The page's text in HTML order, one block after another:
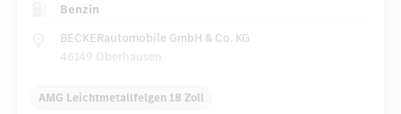
Benzin
BECKERautomobile GmbH & Co. KG
46149 Oberhausen
AMG Leichtmetallfelgen 18 Zoll